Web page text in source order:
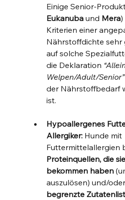
Einige Senior-
Eukanuba und Mera)
Kriterien einer
Nährstoffdichte sehr
auf solche
die Deklaration
Welpen/Adult/Senior”
der Nährstoffbedarf
ist.
Hypoallergenes
Allergiker: Hunde mit
Futtermittelallergien
Proteinquellen, die
bekommen haben
auszulösen) und/
begrenzte